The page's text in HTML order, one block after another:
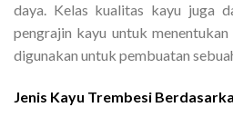
daya. Kelas kualitas kayu juga
pengrajin kayu untuk
digunakan untuk pembuatan
Jenis Kayu Trembesi